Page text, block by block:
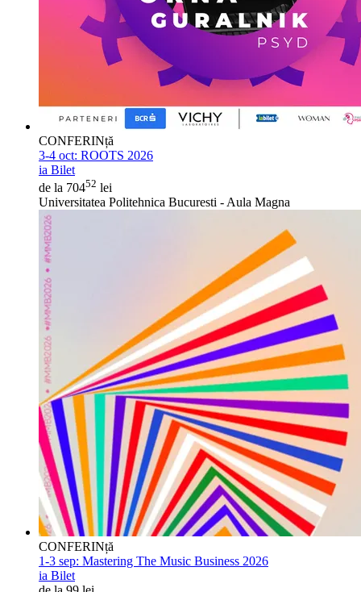
CONFERINță
3-4 oct: ROOTS 2026
ia Bilet
de la 70452 lei
Universitatea Politehnica Bucuresti - Aula Magna
CONFERINță
1-3 sep: Mastering The Music Business 2026
ia Bilet